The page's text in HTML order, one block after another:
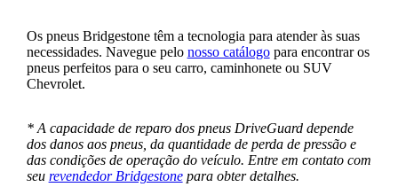
Os pneus Bridgestone têm a tecnologia para atender às suas
necessidades. Navegue pelo nosso catálogopara encontrar os
pneus perfeitos para o seu carro, caminhonete ou SUV
Chevrolet.
* A capacidade de reparo dos pneus DriveGuard depende
dos danos aos pneus, da quantidade de perda de pressão e
das condições de operação do veículo. Entre em contato com
seu revendedor Bridgestonepara obter detalhes.